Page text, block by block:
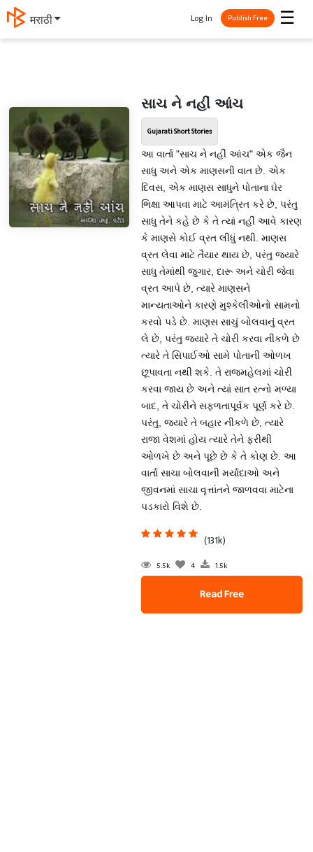
मराठी ☰
Log In Publish Free
સાચ ને નહીં આંચ
Gujarati Short Stories
આ વાર્તા "સાચ ને નહીં આંચ" એક જૈન
સાધુ અને એક માણસની વાત છે. એક
દિવસ, એક માણસ સાધુને પોતાના ઘેર
ભિક્ષા આપવા માટે આમંત્રિત કરે છે, પરંતુ
સાધુ તેને કહે છે કે તે ત્યાં નહીં આવે કારણ
કે માણસે કોઈ વ્રત લીધું નથી. માણસ
વ્રત લેવા માટે તૈયાર થાય છે, પરંતુ જ્યારે
સાધુ તેમાંથી જુગાર, દારૂ અને ચોરી જેવા
વ્રત આપે છે, ત્યારે માણસને
માન્યતાઓને કારણે મુશ્કેલીઓનો સામનો
કરવો પડે છે. માણસ સાચું બોલવાનું વ્રત
લે છે, પરંતુ જ્યારે તે ચોરી કરવા નીકળે છે
ત્યારે તે સિપાઈઓ સામે પોતાની ઓળખ
છૂપાવતા નથી શકે. તે રાજમહેલમાં ચોરી
કરવા જાય છે અને ત્યાં સાત રત્નો મળ્યા
બાદ, તે ચોરીને સફળતાપૂર્વક પૂર્ણ કરે છે.
પરંતુ, જ્યારે તે બહાર નીકળે છે, ત્યારે
રાજા વેશમાં હોય ત્યારે તેને ફરીથી
ઓળખે છે અને પૂછે છે કે તે કોણ છે. આ
વાર્તા સાચા બોલવાની મર્યાદાઓ અને
જીવનમાં સાચા વૃત્તાંતને જાળવવા માટેના
પડકારો વિશે છે.
(131k)
5.5k 4 1.5k
Read Free